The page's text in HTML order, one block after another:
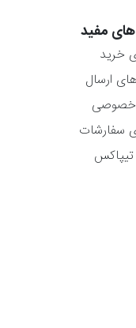
مفید
خرید
ارسال
خصوصی
سفارشات